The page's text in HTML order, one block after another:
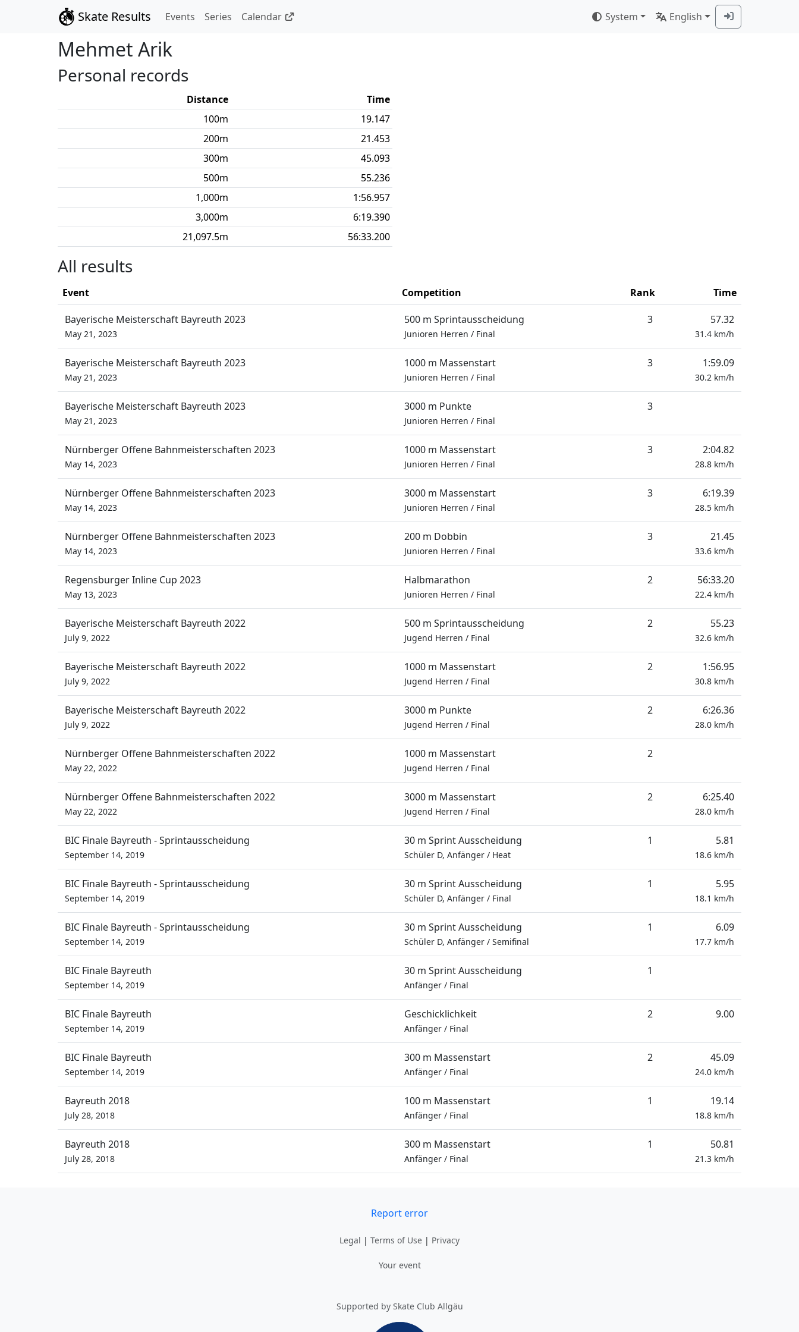
Skate Results Events Series Calendar System English
Mehmet Arik
Personal records
Distance
Time
100m
19.147
200m
21.453
300m
45.093
500m
55.236
1,000m
1:56.957
3,000m
6:19.390
21,097.5m 56:33.200
All results
Event Competition Rank Time
Bayerische Meisterschaft Bayreuth 2023
May 21, 2023
500 m Sprintausscheidung
Junioren Herren / Final
3 57.32
31.4 km/h
Bayerische Meisterschaft Bayreuth 2023
May 21, 2023
1000 m Massenstart
Junioren Herren / Final
3 1:59.09
30.2 km/h
Bayerische Meisterschaft Bayreuth 2023
May 21, 2023
3000 m Punkte
Junioren Herren / Final
3
Nürnberger Offene Bahnmeisterschaften 2023
May 14, 2023
1000 m Massenstart
Junioren Herren / Final
3 2:04.82
28.8 km/h
Nürnberger Offene Bahnmeisterschaften 2023
May 14, 2023
3000 m Massenstart
Junioren Herren / Final
3 6:19.39
28.5 km/h
Nürnberger Offene Bahnmeisterschaften 2023
May 14, 2023
200 m Dobbin
Junioren Herren / Final
3 21.45
33.6 km/h
Regensburger Inline Cup 2023
May 13, 2023
Halbmarathon
Junioren Herren / Final
2 56:33.20
22.4 km/h
Bayerische Meisterschaft Bayreuth 2022
July 9, 2022
500 m Sprintausscheidung
Jugend Herren / Final
2 55.23
32.6 km/h
Bayerische Meisterschaft Bayreuth 2022
July 9, 2022
1000 m Massenstart
Jugend Herren / Final
2 1:56.95
30.8 km/h
Bayerische Meisterschaft Bayreuth 2022
July 9, 2022
3000 m Punkte
Jugend Herren / Final
2 6:26.36
28.0 km/h
Nürnberger Offene Bahnmeisterschaften 2022
May 22, 2022
1000 m Massenstart
Jugend Herren / Final
2
Nürnberger Offene Bahnmeisterschaften 2022
May 22, 2022
3000 m Massenstart
Jugend Herren / Final
2 6:25.40
28.0 km/h
BIC Finale Bayreuth - Sprintausscheidung
September 14, 2019
30 m Sprint Ausscheidung
Schüler D, Anfänger / Heat
1 5.81
18.6 km/h
BIC Finale Bayreuth - Sprintausscheidung
September 14, 2019
30 m Sprint Ausscheidung
Schüler D, Anfänger / Final
1 5.95
18.1 km/h
BIC Finale Bayreuth - Sprintausscheidung
September 14, 2019
30 m Sprint Ausscheidung
Schüler D, Anfänger / Semifinal
1 6.09
17.7 km/h
BIC Finale Bayreuth
September 14, 2019
30 m Sprint Ausscheidung
Anfänger / Final
1
BIC Finale Bayreuth
September 14, 2019
Geschicklichkeit
Anfänger / Final
2 9.00
BIC Finale Bayreuth
September 14, 2019
300 m Massenstart
Anfänger / Final
2 45.09
24.0 km/h
Bayreuth 2018
July 28, 2018
100 m Massenstart
Anfänger / Final
1 19.14
18.8 km/h
Bayreuth 2018
July 28, 2018
300 m Massenstart
Anfänger / Final
1 50.81
21.3 km/h
Report error
Legal | Terms of Use | Privacy
Your event
Supported by Skate Club Allgäu